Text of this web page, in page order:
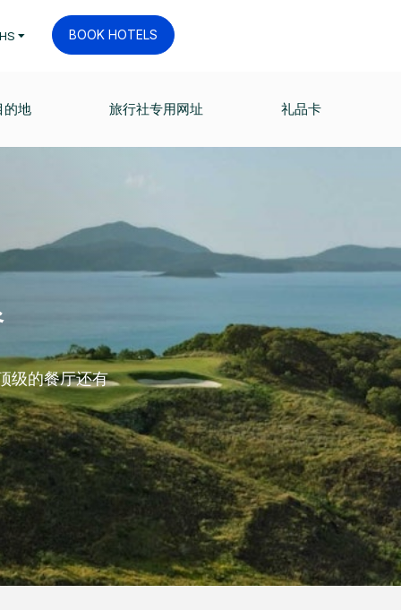
BOOK HOTELS
的地 旅行社专用网址 礼品卡
级的餐厅还有